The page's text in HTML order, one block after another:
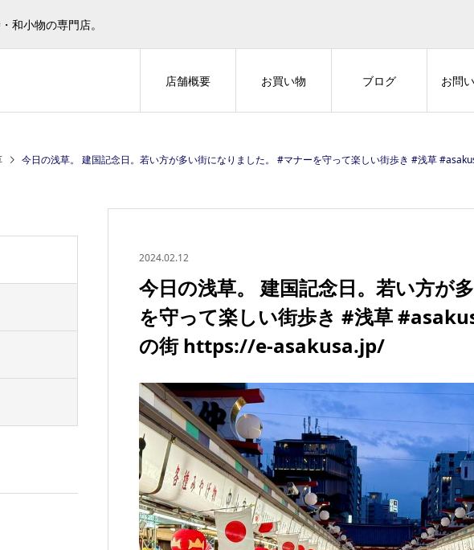
和小物の専門店。
店舗概要 お買い物 ブログ お問
今日の浅草。 建国記念日。若い方が多い街になりました。 #マナーを守って楽しい街歩き #浅草
2024.02.12
今日の浅草。 建国記念日。若い方が
を守って楽しい街歩き #浅草
の街 https://e-asakusa.jp/